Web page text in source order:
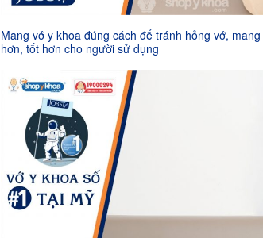
Mang vớ y khoa đúng cách để tránh hỏng vớ,
hơn, tốt hơn cho người sử dụng